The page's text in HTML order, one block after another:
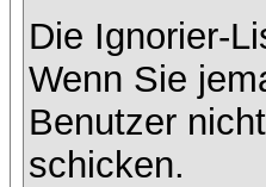
Die Ignorier-
Wenn Sie
Benutzer
schicken.